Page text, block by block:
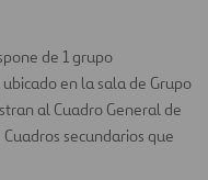
de 1 grupo
en la sala de Grupo
al Cuadro General de
secundarios que